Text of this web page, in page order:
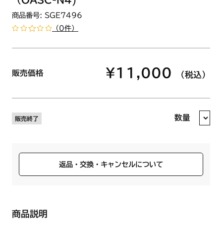
商品番号: SGE7496
（0件）
販売価格 ¥11,000 （税込）
販売終了 数量
返品・交換・キャンセルについて
商品説明